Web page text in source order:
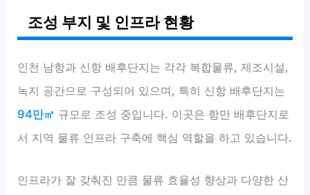
조성 부지 및 인프라 현황
인천 남항과 신항 배후단지는 각각 복합물류, 제조시설,
녹지 공간으로 구성되어 있으며, 특히 신항 배후단지는
94만㎡ 규모로 조성 중입니다. 이곳은 항만 배후단지로
서 지역 물류 인프라 구축에 핵심 역할을 하고 있습니다.
인프라가 잘 갖춰진 만큼 물류 효율성 향상과 다양한 산